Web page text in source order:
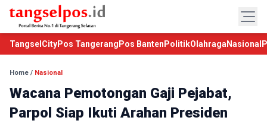
TangselCityPos Tangerang Pos Banten PolitikOlahraga Nasional
Home / Nasional
Wacana Pemotongan Gaji Pejabat,
Parpol Siap Ikuti Arahan Presiden